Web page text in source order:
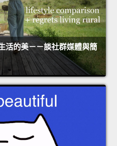
活的美－－談社群媒體與簡